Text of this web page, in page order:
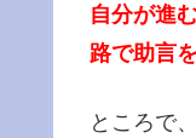
自分が進
路で助言
ところで